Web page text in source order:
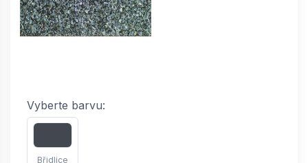
Vyberte barvu:
Břidlice